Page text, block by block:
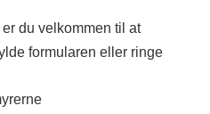
du velkommen til at
formularen eller ringe